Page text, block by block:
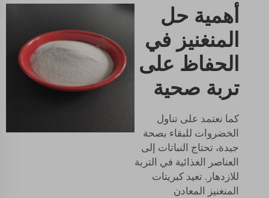
أهمية حل
المنغنيز في
الحفاظ على
تربة صحية
كما نعتمد على تناول
الخضروات للبقاء بصحة
جيدة، تحتاج النباتات إلى
العناصر الغذائية في التربة
للازدهار. تعيد كبريتات
المنغنيز المعادن